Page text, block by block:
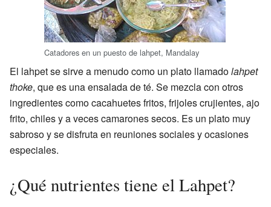
Catadores en un puesto de lahpet, Mandalay
El lahpet se sirve a menudo como un plato llamadolahpet
thoke, que es una ensalada de té. Se mezcla con otros
ingredientes como cacahuetes fritos, frijoles crujientes, ajo
frito, chiles y a veces camarones secos. Es un plato muy
sabroso y se disfruta en reuniones sociales y ocasiones
especiales.
¿Qué nutrientes tiene el Lahpet?